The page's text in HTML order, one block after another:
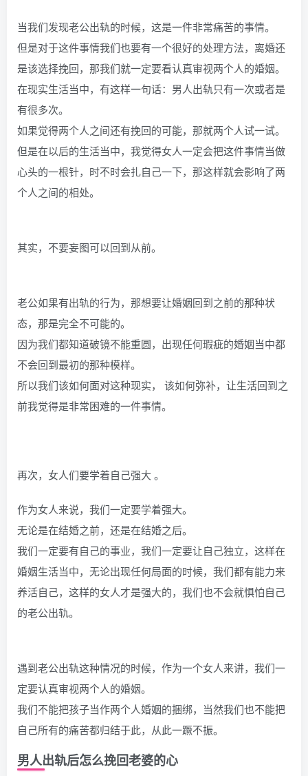
当我们发现老公出轨的时候，这是一件非常痛苦的事情。
但是对于这件事情我们也要有一个很好的处理方法，离婚还
是该选择挽回，那我们就一定要看认真审视两个人的婚姻。
在现实生活当中，有这样一句话：男人出轨只有一次或者是
有很多次。
如果觉得两个人之间还有挽回的可能，那就两个人试一试。
但是在以后的生活当中，我觉得女人一定会把这件事情当做
心头的一根针，时不时会扎自己一下，那这样就会影响了两
个人之间的相处。
其实，不要妄图可以回到从前。
老公如果有出轨的行为，那想要让婚姻回到之前的那种状
态，那是完全不可能的。
因为我们都知道破镜不能重圆，出现任何瑕疵的婚姻当中都
不会回到最初的那种模样。
所以我们该如何面对这种现实， 该如何弥补，让生活回到之
前我觉得是非常困难的一件事情。
再次，女人们要学着自己强大 。
作为女人来说，我们一定要学着强大。
无论是在结婚之前，还是在结婚之后。
我们一定要有自己的事业，我们一定要让自己独立，这样在
婚姻生活当中，无论出现任何局面的时候，我们都有能力来
养活自己，这样的女人才是强大的，我们也不会就惧怕自己
的老公出轨。
遇到老公出轨这种情况的时候，作为一个女人来讲，我们一
定要认真审视两个人的婚姻。
我们不能把孩子当作两个人婚姻的捆绑，当然我们也不能把
自己所有的痛苦都归结于此，从此一蹶不振。
男人出轨后怎么挽回老婆的心